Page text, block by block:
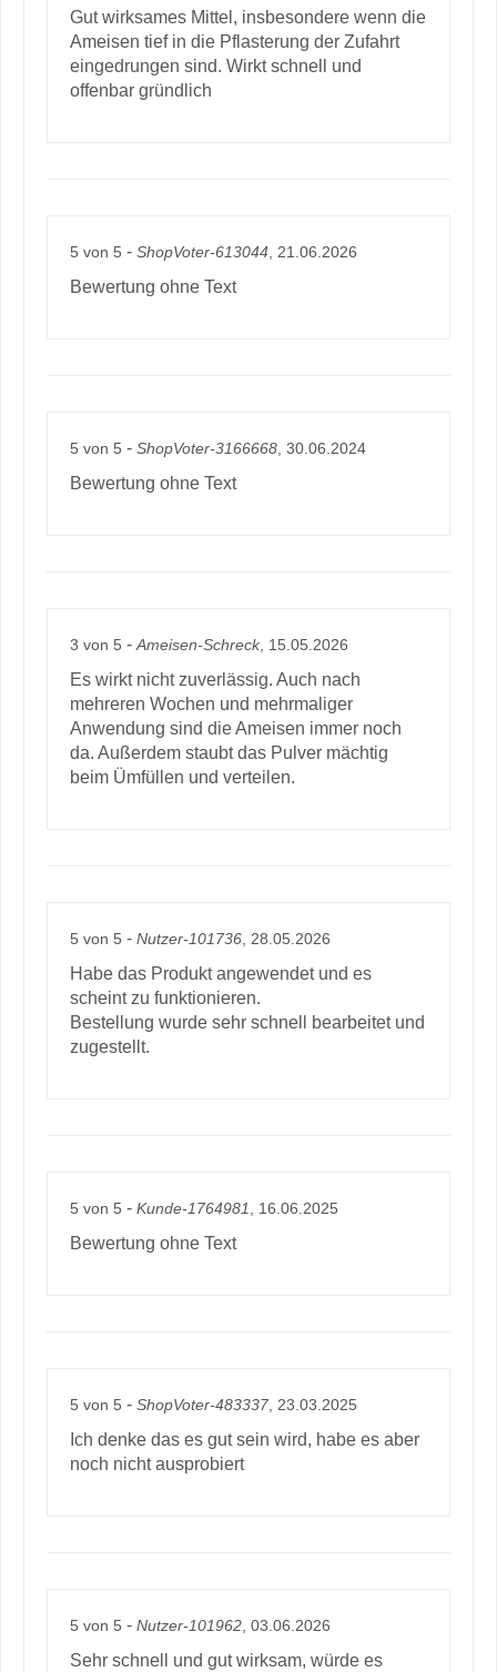
Gut wirksames Mittel, insbesondere wenn die
Ameisen tief in die Pflasterung der Zufahrt
eingedrungen sind. Wirkt schnell und
offenbar gründlich
5 von 5 - ShopVoter-613044 , 21.06.2026
Bewertung ohne Text
5 von 5 - ShopVoter-3166668 , 30.06.2024
Bewertung ohne Text
3 von 5 - Ameisen-Schreck, 15.05.2026
Es wirkt nicht zuverlässig. Auch nach
mehreren Wochen und mehrmaliger
Anwendung sind die Ameisen immer noch
da. Außerdem staubt das Pulver mächtig
beim Ümfüllen und verteilen.
5 von 5 - Nutzer-101736 , 28.05.2026
Habe das Produkt angewendet und es
scheint zu funktionieren.
Bestellung wurde sehr schnell bearbeitet und
zugestellt.
5 von 5 - Kunde-1764981 , 16.06.2025
Bewertung ohne Text
5 von 5 - ShopVoter-483337 , 23.03.2025
Ich denke das es gut sein wird, habe es aber
noch nicht ausprobiert
5 von 5 - Nutzer-101962 , 03.06.2026
Sehr schnell und gut wirksam, würde es